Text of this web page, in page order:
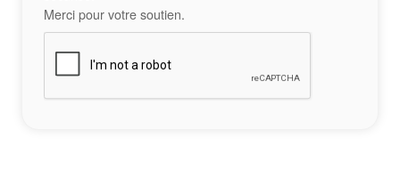
Merci pour votre soutien.